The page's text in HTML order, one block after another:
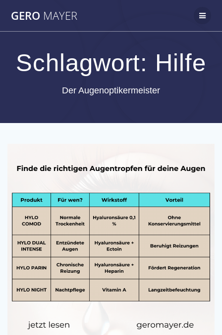
GERO MAYER
Schlagwort: Hilfe
Der Augenoptikermeister